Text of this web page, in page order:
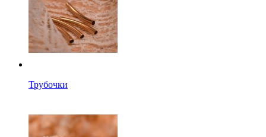
Трубочки